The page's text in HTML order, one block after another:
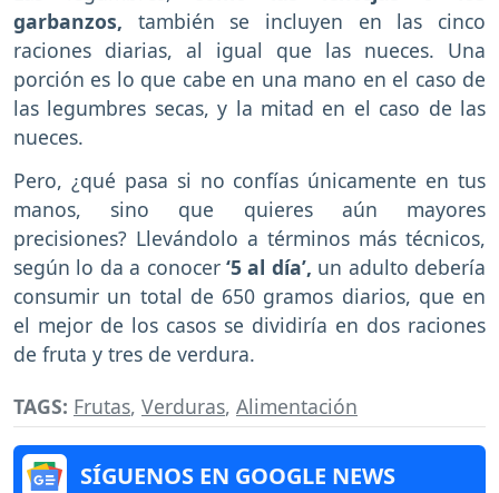
garbanzos, también se incluyen en las cinco
raciones diarias, al igual que las nueces. Una
porción es lo que cabe en una mano en el caso de
las legumbres secas, y la mitad en el caso de las
nueces.
Pero, ¿qué pasa si no confías únicamente en tus
manos, sino que quieres aún mayores
precisiones? Llevándolo a términos más técnicos,
según lo da a conocer ‘5 al día’, un adulto debería
consumir un total de 650 gramos diarios, que en
el mejor de los casos se dividiría en dos raciones
de fruta y tres de verdura.
TAGS: Frutas, Verduras, Alimentación
SÍGUENOS EN GOOGLE NEWS